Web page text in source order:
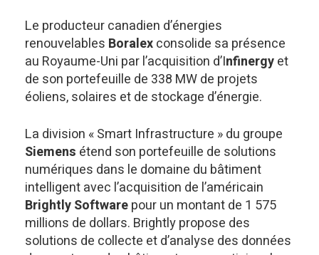
Le producteur canadien d’énergies
renouvelables Boralexconsolide sa présence
au Royaume-Uni par l’acquisition d’Infinergyet
de son portefeuille de 338 MW de projets
éoliens, solaires et de stockage d’énergie.
La division « Smart Infrastructure » du groupe
Siemens étend son portefeuille de solutions
numériques dans le domaine du bâtiment
intelligent avec l’acquisition de l’américain
Brightly Softwarepour un montant de 1 575
millions de dollars. Brightly propose des
solutions de collecte et d’analyse des données